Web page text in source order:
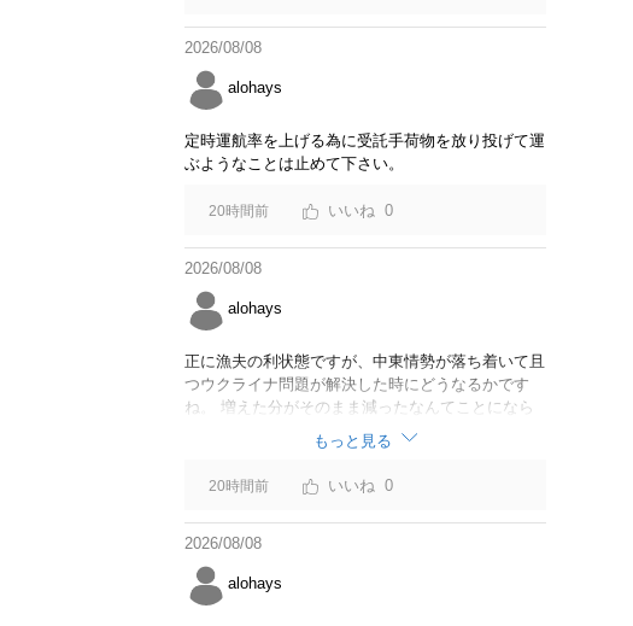
2026/08/08
alohays
定時運航率を上げる為に受託手荷物を放り投げて運
ぶようなことは止めて下さい。
20時間前 0
2026/08/08
alohays
正に漁夫の利状態ですが、中東情勢が落ち着いて且
つウクライナ問題が解決した時にどうなるかです
ね。 増えた分がそのまま減ったなんてことになら
なければいいですが。
もっと見る
20時間前 0
2026/08/08
alohays